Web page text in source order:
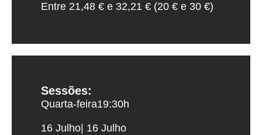
Entre 21,48 € e 32,21 € (20 € e 30 €)
Sessões:
Quarta-feira19:30h
16 Julho | 16 Julho